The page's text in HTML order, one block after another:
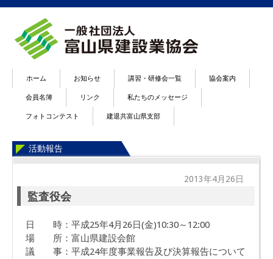
ホーム お知らせ 講習・研修会一覧 協会案内
会員名簿 リンク 私たちのメッセージ
フォトコンテスト 建退共富山県支部
活動報告
2013年4月26日
監査役会
日 時：平成25年4月26日(金)10:30～12:00
場 所：富山県建設会館
議 事：平成24年度事業報告及び決算報告について